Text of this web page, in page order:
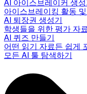
아이스브레이킹 활동
AI 퇴장권 생성기
학생들을 위한 평가 자
AI 퀴즈 만들기
어떤 읽기 자료든 쉽게
모든 AI 툴 탐색하기